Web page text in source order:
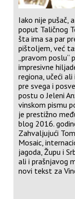
Iako nije pušač,
poput Taličnog
šta ima sa par
pištoljem, već
„pravom poslu“
impresivne
regiona, učeći
pre svega i
postu o Jeleni
vinskom pismu
je prestižno
blog 2016.
Zahvaljujući
Mosaic,
jagoda, Župu i
ali i prašnjavog
novi tekst za